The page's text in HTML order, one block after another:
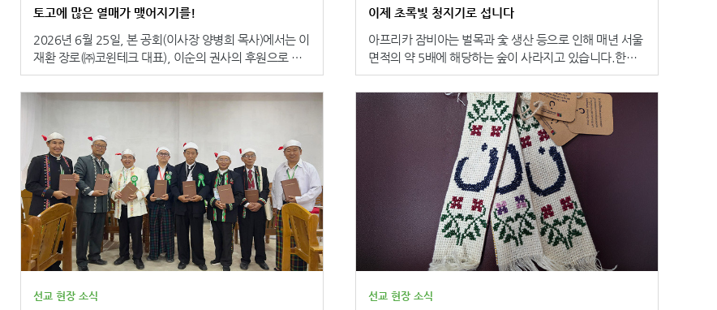
을 이어가고 있으며, 많은 교회가 작은 가정집이나 임시
로 성경과 신앙교육 자료가 충분하지 않아 말씀을 배우고
가르치는 데 어려움을 겪고 있습니다. 코스타리카에 전해
지는 <스페인어 성경> 2,500부는 농촌과 산간 지역 교회
의 성도들이 하나님의 말씀을 더욱 가까이 접하고 신앙 안
씀을 중심으로 예배와 성경 공부가 더욱 활발히 이루어지
고, 지역 교회가 복음을 전하며 공동체를 섬기는 사역을
지속해 나가는 데 소중한 밑거름이 될 것으로 기대됩니다.
는 인구의 약 절반이 기독교인인 나라로, 지역 교회들은
려는 열망이 큽니다. 그러나 우간다 농촌 및 국경 지역에
거주하는 소수부족은 모국어로 된 성경을 충분히 구하기
어려워, 말씀 교육과 제자훈련, 복음 전파에 많은 어려움
을 겪고 있습니다. 이러한 이유로 현지 교회들은 자신들의
언어로 된 성경 보급을 지속적으로 요청하고 있습니다. 전
해지는 <룬요로 루토로어 성경> 4,300부, <알루아어 성
경> 4,300부는 우간다 서부, 북서부에 거주하는 해당 소
수부족에 전해져 모국어로 하나님의 말씀을 기다리는 성
도들이 말씀을 더욱 깊이 이해하고 신앙 안에서 성장하도
록 돕는 귀한 도구가 될 것입니다. 또한 농촌과 외곽 지역
교회들의 예배와 성경 교육, 복음 전파 사역을 든든히 뒷
받침하며, 지역 공동체 안에 하나님의 말씀이 더욱 널리
전해지는 데 기여할 것으로 기대됩니다.
모든 것을 잃은 사람들은 물, 음식 등 생필품과 임시 거처
가 필요합니다.하지만 당장의 필요한 물품들이 채워져
도 마음 속 공허함은 사라지지 않습니다. 바로 지금,희망
이 절실한 베네수엘라에성경으로 치유와 위로, 소망을 전
혼을 보듬고 복음의 능력으로 다시 일어설 소망을 전할 수
세요! [후원안내] ● 후원목표 : 4만여 권 (총 2억여 원)(베
네수엘라성서공회 요청 품목, 스페인어 성경 및 어린이 그
림 성경 외)● 문의사항 : 080-374-3061 (수신자부담)-
정확한 입금 확인을 위해 송금 후 연락해 주시기 바랍니
다. 후원하기
경을 직접 읽고 묵상하며, 스스로 복음을 접할 수 있도록
돕습니다. 3) 다음 세대와 디아스포라를 위한 유산 - 전 세
계로 흩어진 2만여 명의 디아스포라와 소말리아의 미래를
원합니다! 성경을 통해 소말리아 믿음의 공동체를 세우는
이 귀한 사역에 함께해 주세요! [후원안내] ● 문의사항 :
080-374-3061 (수신자부담)정확한 입금 확인을 위해 송
금 후 연락해 주시기 바랍니다.(이 캠페인은 8월 31까지
진행됩니다) 후원하기
토고에 많은 열매가 맺어지기를!
2026년 6월 25일, 본 공회(이사장 양병희 목사)에서는 이
재환 장로(㈜코윈테크 대표), 이순의 권사의 후원으로 토
고에 <프랑스어 성경> 5,400부를 보내는 기증 예식을 가
졌습니다. 토고성서공회 에스텔 아퀴뇽 총무는 “장로님과
리스도의 교회로 세워질 수 있도록 힘써 도울 것이며, 세
대 간 신앙의 전승이 이루어지는 그런 가정이 만들어질 것
입니다. 하나님께서 장로님과 권사님의 마음과 신실함에
풍성한 은혜를 내려주시기를 기도합니다.”라고 감사를 전
했습니다. 이재환 장로는 “성경을 보급하는 일에 참여할
수 있도록 인도해 주신 하나님께 감사드립니다. 이번 기회
를 발판 삼아 하나님의 말씀이 전 세계 어려운 지역마다 전
해지기를 소망하며, 큰 열매가 많이 맺어지기를 기도하겠
습니다.”라고 성경을 통해 일어날 복음의 역사를 기대했습
이제 초록빛 청지기로 섭니다
아프리카 잠비아는 벌목과 숯 생산 등으로 인해 매년 서울
면적의 약 5배에 해당하는 숲이 사라지고 있습니다.한때
짙푸르던 잠비아의 푸른 대지는 오늘도 조금씩 그 빛을 잃
어가고 있습니다. 잠비아성서공회의 ‘생명의 나무, 믿음의
나무’ 프로젝트는 말씀을 통해 하나님께서 맡기신 피조세
계를 돌보고 지키는 ‘청지기의 사명’을 일깨웁니다. 키지토
(Kizito, 가명)의 마음에도 그 사명이 뿌리내리기 시작했습
니다. “하나님께서는 인간뿐 아니라 나무와 곤충, 바닷속
물고기와 하늘의 새까지 돌보신다는 말씀이 제 마음에 큰
울림으로 다가왔습니다. 모든 생명을 향한 사랑 앞에
서, 저 역시 이 세상을 돌보아야 할 청지기라는 사실을 깨
닫게 되었습니다.” 성경은 오늘도 하나님께서 지으신 모든
만물을 향한 사랑을 우리 마음에 심어주고 있습니다.
선교 현장 소식 선교 현장 소식